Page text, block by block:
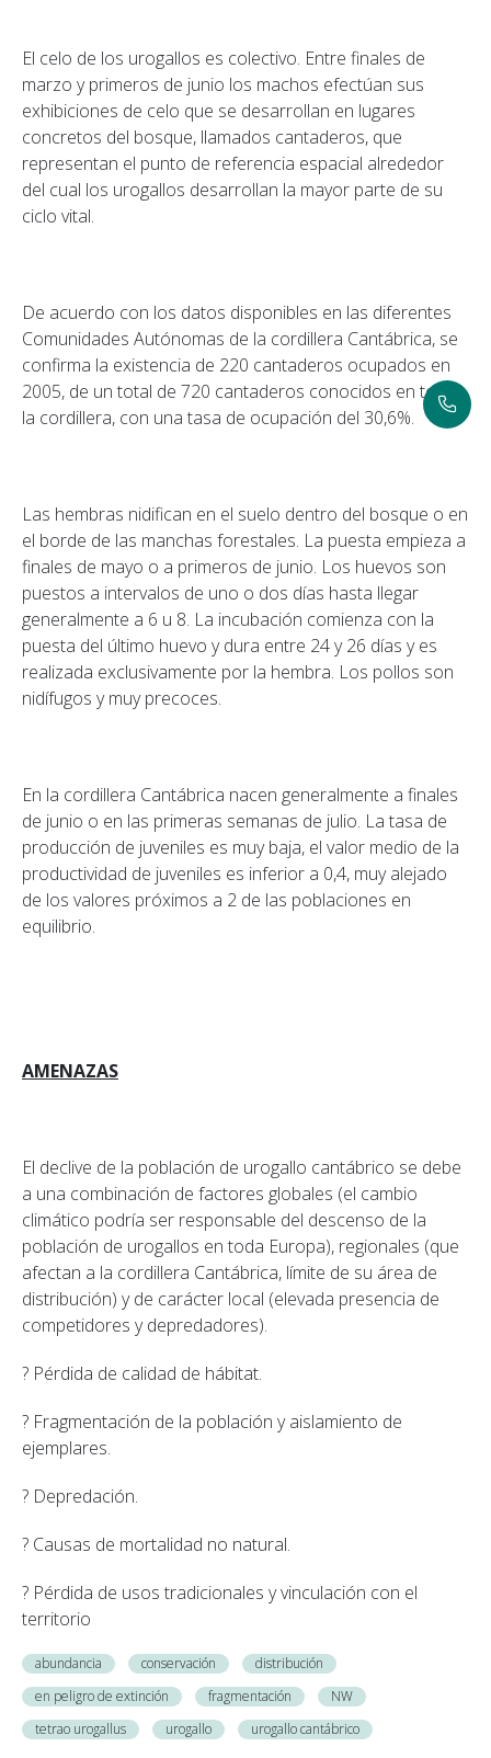
El celo de los urogallos es colectivo. Entre finales de
marzo y primeros de junio los machos efectúan sus
exhibiciones de celo que se desarrollan en lugares
concretos del bosque, llamados cantaderos, que
representan el punto de referencia espacial alrededor
del cual los urogallos desarrollan la mayor parte de su
ciclo vital.
De acuerdo con los datos disponibles en las diferentes
Comunidades Autónomas de la cordillera Cantábrica, se
confirma la existencia de 220 cantaderos ocupados en
2005, de un total de 720 cantaderos conocidos en toda
la cordillera, con una tasa de ocupación del 30,6%.
Las hembras nidifican en el suelo dentro del bosque o en
el borde de las manchas forestales. La puesta empieza a
finales de mayo o a primeros de junio. Los huevos son
puestos a intervalos de uno o dos días hasta llegar
generalmente a 6 u 8. La incubación comienza con la
puesta del último huevo y dura entre 24 y 26 días y es
realizada exclusivamente por la hembra. Los pollos son
nidífugos y muy precoces.
En la cordillera Cantábrica nacen generalmente a finales
de junio o en las primeras semanas de julio. La tasa de
producción de juveniles es muy baja, el valor medio de la
productividad de juveniles es inferior a 0,4, muy alejado
de los valores próximos a 2 de las poblaciones en
equilibrio.
AMENAZAS
El declive de la población de urogallo cantábrico se debe
a una combinación de factores globales (el cambio
climático podría ser responsable del descenso de la
población de urogallos en toda Europa), regionales (que
afectan a la cordillera Cantábrica, límite de su área de
distribución) y de carácter local (elevada presencia de
competidores y depredadores).
? Pérdida de calidad de hábitat.
? Fragmentación de la población y aislamiento de
ejemplares.
? Depredación.
? Causas de mortalidad no natural.
? Pérdida de usos tradicionales y vinculación con el
territorio
abundancia conservación
distribución
en peligro de extinción
fragmentación
NW
tetrao urogallus
urogallo urogallo cantábrico